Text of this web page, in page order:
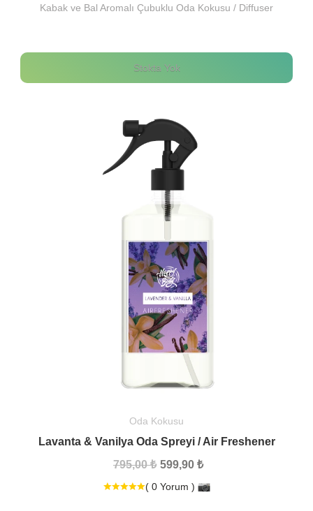
Kabak ve Bal Aromalı Çubuklu Oda Kokusu / Diffuser
Stokta Yok
Oda Kokusu
Lavanta & Vanilya Oda Spreyi / Air Freshener
795,00 ₺ 599,90 ₺
( 0 Yorum )